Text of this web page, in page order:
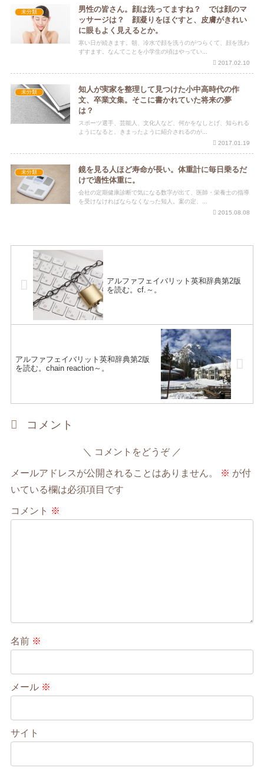
未分類
男性の皆さん。顔は洗ってますね？ では顔のマ
ッサージは？ 顔凝りをほぐすと、皮膚がきれい
に眼もよく見えるとか。
寒い日が続きます。朝、冷水で顔を洗うのがつらくて、顔を洗わ
ずすます。なんてことを小学生の頃はやってい...
2017.02.10
未分類
知人が実家を整理して見つけた小中高時代の作
文、卒業文集。そこに書かれていた将来の夢
は？
スポーツ選手、芸能人、文化人など、何かをなしとげ、知られる
ようになると、きまったように紹介されるのが...
2017.01.19
未分類
鏡を見る人ほど寿命が長い。体重計に毎日乗るだ
けで適性体重に。
会社の定期健康診断で気になる数字が出て、医師・栄養士の指導
を受けなければならなくなった知人。案の定、...
2015.08.08
アルファフェイバリット英和辞典第2版
を読む。cf.～。
アルファフェイバリット英和辞典第2版
を読む。chain reaction～。
コメント
コメントをどうぞ
メールアドレスが公開されることはありません。 ※ が付
いている欄は必須項目です
コメント ※
名前 ※
メール ※
サイト